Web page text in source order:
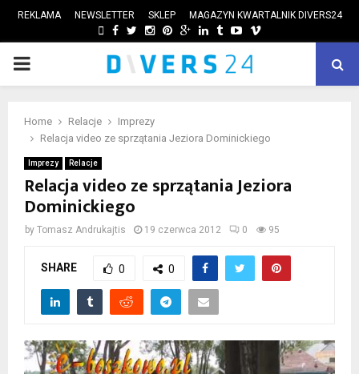
REKLAMA NEWSLETTER SKLEP MAGAZYN KWARTALNIK DIVERS24
FACEBOOK
TWITTER
INSTAGRAM
PINTEREST
GOOGLE
LINKEDIN
TUMBLRYOUTUBE
VIMEO
PRIMARY
Home Relacje
Imprezy
Relacja video ze sprzątania Jeziora Dominickiego
Imprezy Relacje
Relacja video ze sprzątania Jeziora
Dominickiego
by Tomasz Andrukajtis 19 czerwca 2012 0 95
SHARE 0 0